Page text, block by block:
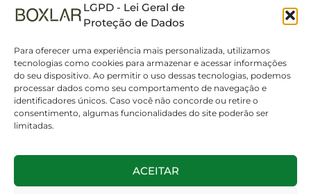
LGPD - Lei Geral de
Proteção de Dados
Para oferecer uma experiência mais personalizada, utilizamos
tecnologias como cookies para armazenar e acessar informações
do seu dispositivo. Ao permitir o uso dessas tecnologias, podemos
processar dados como seu comportamento de navegação e
identificadores únicos. Caso você não concorde ou retire o
consentimento, algumas funcionalidades do site poderão ser
limitadas.
ACEITAR
Linkedin
© 2025 Boxlar | Soluções em iluminação, elétrica e smart home.
Todos os direitos reservados. – CNPJ 55.267.682/0001-95